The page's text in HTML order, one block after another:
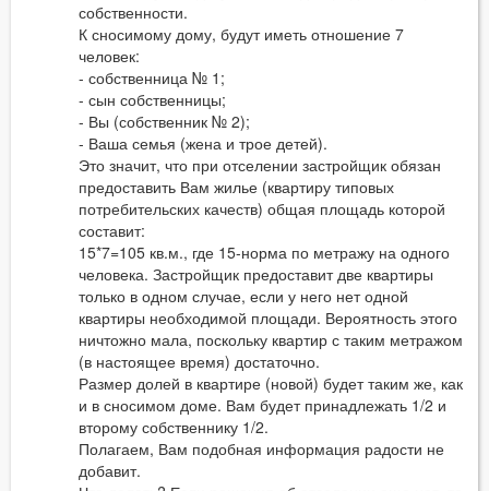
собственности.
К сносимому дому, будут иметь отношение 7
человек:
- собственница № 1;
- сын собственницы;
- Вы (собственник № 2);
- Ваша семья (жена и трое детей).
Это значит, что при отселении застройщик обязан
предоставить Вам жилье (квартиру типовых
потребительских качеств) общая площадь которой
составит:
15*7=105 кв.м., где 15-норма по метражу на одного
человека. Застройщик предоставит две квартиры
только в одном случае, если у него нет одной
квартиры необходимой площади. Вероятность этого
ничтожно мала, поскольку квартир с таким метражом
(в настоящее время) достаточно.
Размер долей в квартире (новой) будет таким же, как
и в сносимом доме. Вам будет принадлежать 1/2 и
второму собственнику 1/2.
Полагаем, Вам подобная информация радости не
добавит.